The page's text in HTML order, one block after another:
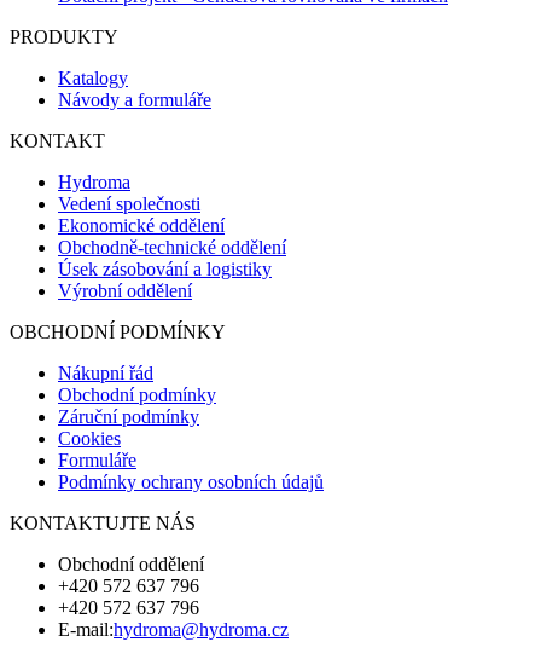
PRODUKTY
Katalogy
Návody a formuláře
KONTAKT
Hydroma
Vedení společnosti
Ekonomické oddělení
Obchodně-technické oddělení
Úsek zásobování a logistiky
Výrobní oddělení
OBCHODNÍ PODMÍNKY
Nákupní řád
Obchodní podmínky
Záruční podmínky
Cookies
Formuláře
Podmínky ochrany osobních údajů
KONTAKTUJTE NÁS
Obchodní oddělení
+420 572 637 796
+420 572 637 796
E-mail:hydroma@hydroma.cz